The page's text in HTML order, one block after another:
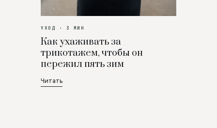
УХОД · 3 МИН
Как ухаживать за
трикотажем, чтобы он
пережил пять зим
Читать